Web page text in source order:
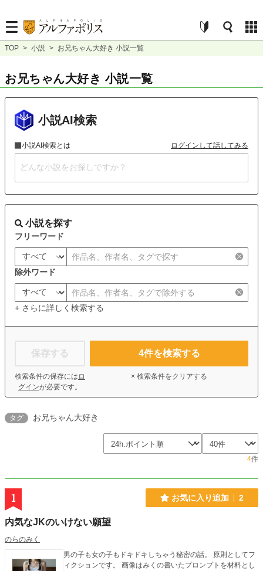
TOP > 小説 > お兄ちゃん大好き 小説一覧
お兄ちゃん大好き 小説一覧
小説AI検索
小説AI検索とは ログインして話してみる
小説を探す
フリーワード
除外ワード
+ さらに詳しく検索する
保存する
検索条件の保存には ロ
グインが必要です。
4件を検索する
× 検索条件をクリアする
タグ お兄ちゃん大好き
4件
1 お気に入り追加 2
内気なJKのいけない願望
のらのみく
男の子も女の子もドキドキしちゃう秘密の話。 原則としてフ
ィクションです。 画像はみくの書いたプロンプトを材料とし